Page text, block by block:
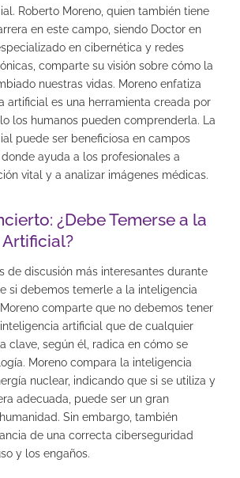
Roberto Moreno, quien también tiene
en este campo, siendo Doctor en
en cibernética y redes
comparte su visión sobre cómo la
nuestras vidas. Moreno enfatiza
artificial es una herramienta creada por
los humanos pueden comprenderla. La
puede ser beneficiosa en campos
ayuda a los profesionales a
vital y a analizar imágenes médicas.
¿Debe Temerse a la
de discusión más interesantes durante
si debemos temerle a la inteligencia
comparte que no debemos tener
artificial que de cualquier
clave, según él, radica en cómo se
Moreno compara la inteligencia
nuclear, indicando que si se utiliza y
adecuada, puede ser un gran
Sin embargo, también
de una correcta ciberseguridad
y los engaños.